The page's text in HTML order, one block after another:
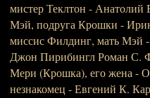
мистер Теклтон -
Мэй, подруга Крошки -
миссис Филдинг, мать Мэй
Джон Пирибингл Роман С.
Мери (Крошка), его жена -
незнакомец - Евгений К.